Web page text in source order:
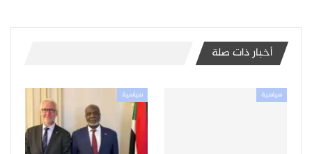
أخبار ذات صلة
سياسية سياسية